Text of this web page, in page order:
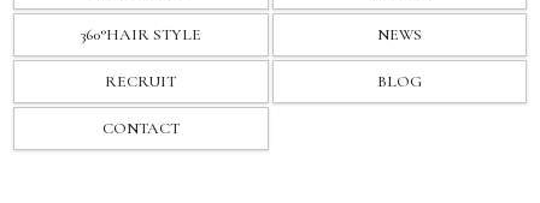
360°HAIR STYLE NEWS
RECRUIT BLOG
CONTACT